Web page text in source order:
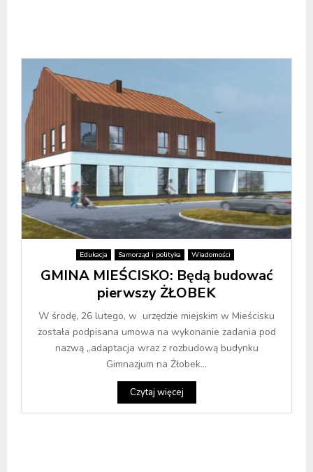
Edukacja Samorząd i polityka Wiadomości
GMINA MIEŚCISKO: Będą budować
pierwszy ŻŁOBEK
W środę, 26 lutego, w urzędzie miejskim w Mieścisku
została podpisana umowa na wykonanie zadania pod
nazwą „adaptacja wraz z rozbudową budynku
Gimnazjum na Żłobek...
Czytaj więcej